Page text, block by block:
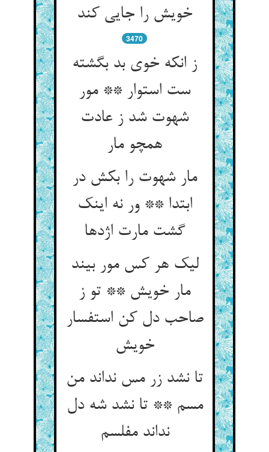
خویش را جایی کند
3470
ز انکه خوی بد بگشته
ست استوار ** مور
شهوت شد ز عادت
همچو مار
مار شهوت را بکش در
ابتدا ** ور نه اینک
گشت مارت اژدها
لیک هر کس مور بیند
مار خویش ** تو ز
صاحب دل کن استفسار
خویش‏
تا نشد زر مس نداند من
مسم ** تا نشد شه دل
نداند مفلسم‏